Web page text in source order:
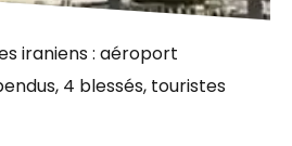
iraniens : aéroport
4 blessés, touristes